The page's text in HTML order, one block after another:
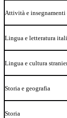
Attività e
Lingua e letteratura
Lingua e cultura
Storia e geografia
Storia